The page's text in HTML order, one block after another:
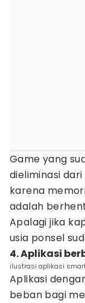
Game yang
dieliminasi
karena
adalah
Apalagi jika
usia ponsel
4. Aplikasi
ilustrasi aplikasi
Aplikasi
beban bagi